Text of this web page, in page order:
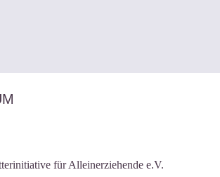
für Alleinerziehende e.V.